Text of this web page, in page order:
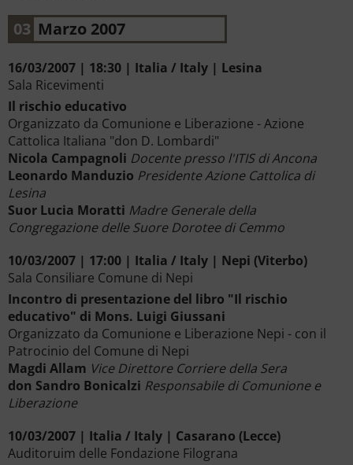
03 Marzo 2007
16/03/2007 | 18:30 | Italia / Italy | Lesina
Sala Ricevimenti
Il rischio educativo
Organizzato da Comunione e Liberazione - Azione
Cattolica Italiana "don D. Lombardi"
Nicola Campagnoli Docente presso l'ITIS di Ancona
Leonardo Manduzio Presidente Azione Cattolica di
Lesina
Suor Lucia Moratti Madre Generale della
Congregazione delle Suore Dorotee di Cemmo
10/03/2007 | 17:00 | Italia / Italy | Nepi (Viterbo)
Sala Consiliare Comune di Nepi
Incontro di presentazione del libro "Il rischio
educativo" di Mons. Luigi Giussani
Organizzato da Comunione e Liberazione Nepi - con il
Patrocinio del Comune di Nepi
Magdi Allam Vice Direttore Corriere della Sera
don Sandro Bonicalzi Responsabile di Comunione e
Liberazione
10/03/2007 | Italia / Italy | Casarano (Lecce)
Auditoruim delle Fondazione Filograna